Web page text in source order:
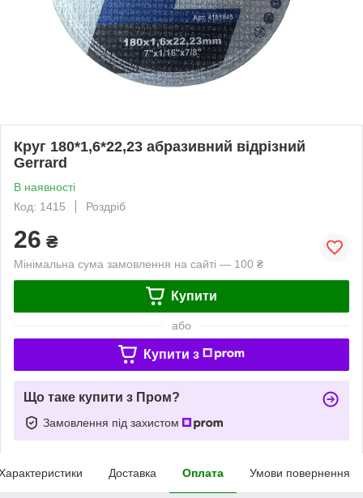
Круг 180*1,6*22,23 абразивний відрізний
Gerrard
В наявності
Код: 1415
Роздріб
26 ₴
Мінімальна сума замовлення на сайті — 100 ₴
Купити
або
Купити з
Що таке купити з Пром?
Замовлення під захистом
Доставка Оплата Умови повернення